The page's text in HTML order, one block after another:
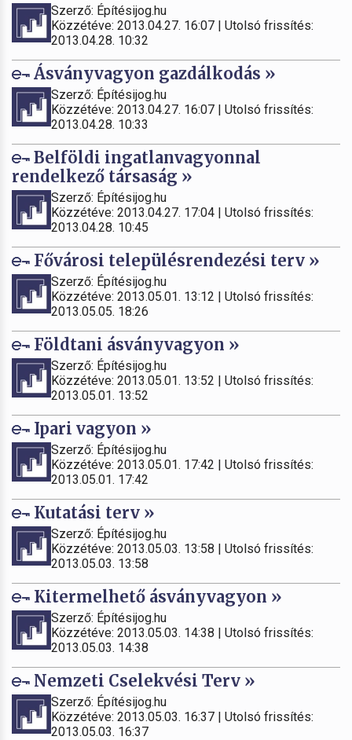
Szerző: Építésijog.hu
Közzétéve: 2013.04.27. 16:07 | Utolsó frissítés:
2013.04.28. 10:32
Ásványvagyon gazdálkodás »
Szerző: Építésijog.hu
Közzétéve: 2013.04.27. 16:07 | Utolsó frissítés:
2013.04.28. 10:33
Belföldi ingatlanvagyonnal
rendelkező társaság »
Szerző: Építésijog.hu
Közzétéve: 2013.04.27. 17:04 | Utolsó frissítés:
2013.04.28. 10:45
Fővárosi településrendezési terv »
Szerző: Építésijog.hu
Közzétéve: 2013.05.01. 13:12 | Utolsó frissítés:
2013.05.05. 18:26
Földtani ásványvagyon »
Szerző: Építésijog.hu
Közzétéve: 2013.05.01. 13:52 | Utolsó frissítés:
2013.05.01. 13:52
Ipari vagyon »
Szerző: Építésijog.hu
Közzétéve: 2013.05.01. 17:42 | Utolsó frissítés:
2013.05.01. 17:42
Kutatási terv »
Szerző: Építésijog.hu
Közzétéve: 2013.05.03. 13:58 | Utolsó frissítés:
2013.05.03. 13:58
Kitermelhető ásványvagyon »
Szerző: Építésijog.hu
Közzétéve: 2013.05.03. 14:38 | Utolsó frissítés:
2013.05.03. 14:38
Nemzeti Cselekvési Terv »
Szerző: Építésijog.hu
Közzétéve: 2013.05.03. 16:37 | Utolsó frissítés:
2013.05.03. 16:37